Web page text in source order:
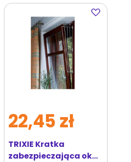
Dodaj
do
TRIXIE Kratka
zabezpieczająca okno
22,45 zł